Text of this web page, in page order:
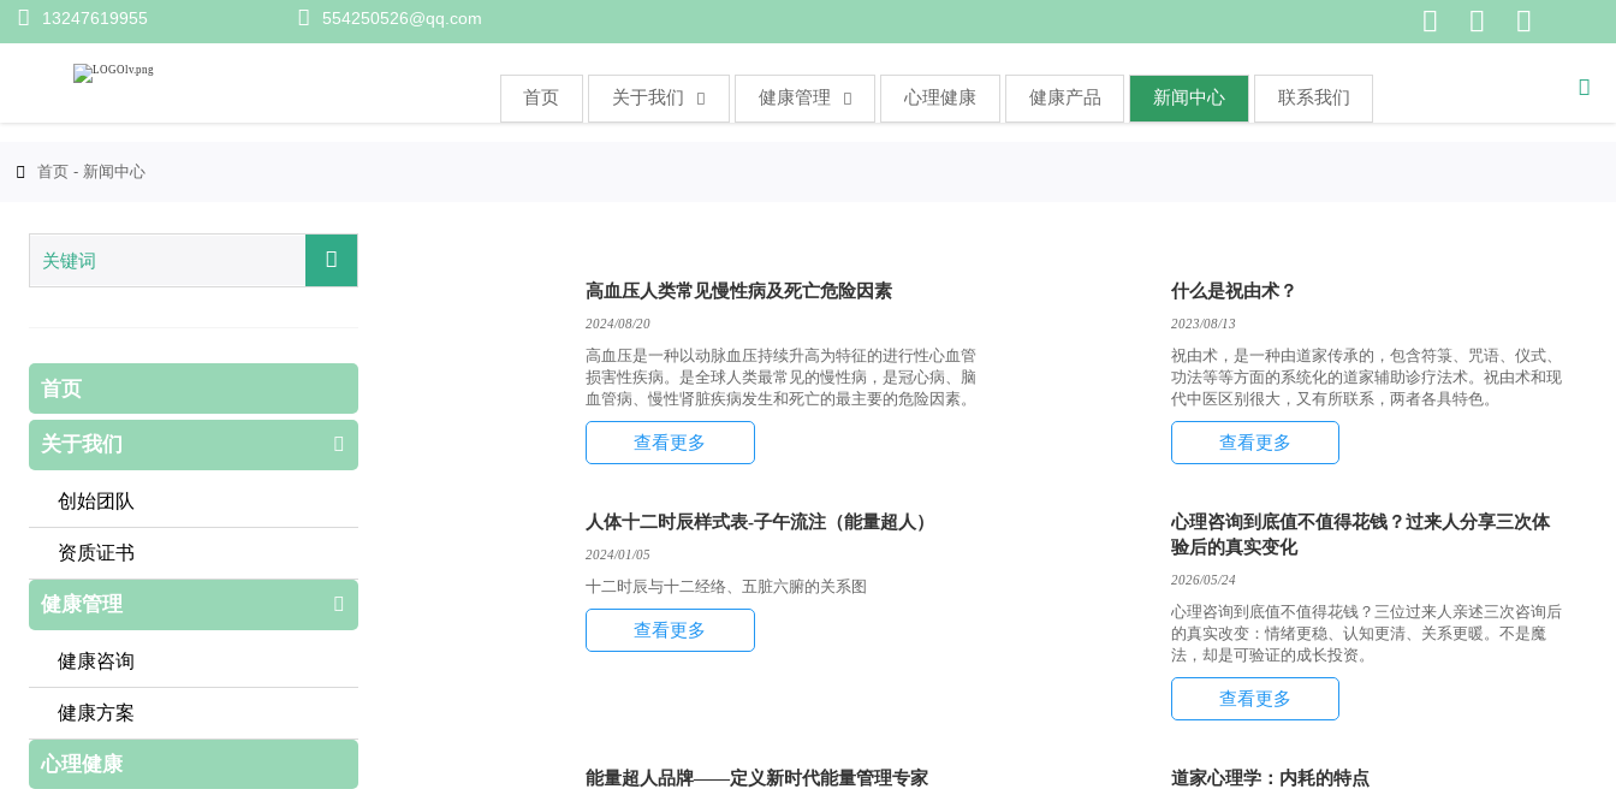
 13247619955  554250526@qq.com   
首页 关于我们  健康管理  心理健康 健康产品 新闻中心 联系我们 
 首页- 新闻中心

首页
关于我们 
创始团队
资质证书
健康管理 
健康咨询
健康方案
心理健康
高血压人类常见慢性病及死亡危险因素
2024/08/20
高血压是一种以动脉血压持续升高为特征的进行性心血管
损害性疾病。是全球人类最常见的慢性病，是冠心病、脑
血管病、慢性肾脏疾病发生和死亡的最主要的危险因素。
查看更多
什么是祝由术？
2023/08/13
祝由术，是一种由道家传承的，包含符箓、咒语、仪式、
功法等等方面的系统化的道家辅助诊疗法术。祝由术和现
代中医区别很大，又有所联系，两者各具特色。
查看更多
人体十二时辰样式表-子午流注（能量超人）
2024/01/05
​十二时辰与十二经络、五脏六腑的关系图
查看更多
心理咨询到底值不值得花钱？过来人分享三次体
验后的真实变化
2026/05/24
心理咨询到底值不值得花钱？三位过来人亲述三次咨询后
的真实改变：情绪更稳、认知更清、关系更暖。不是魔
法，却是可验证的成长投资。
查看更多
能量超人品牌——定义新时代能量管理专家 道家心理学：内耗的特点